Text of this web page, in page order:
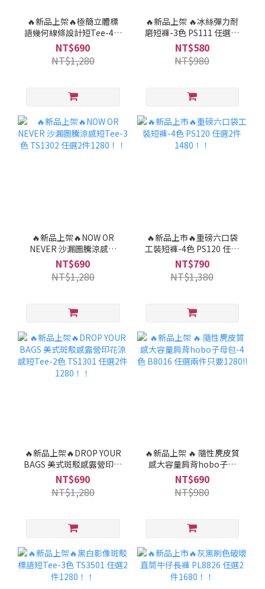
🔥新品上架🔥極簡立體標
語幾何線條設計短Tee-4色
TS5309 任選2件1280！！
NT$690
NT$1,280
🔥新品上架 🔥冰絲彈力耐
磨短褲-3色 PS111 任選兩
件只要998!!
NT$580
NT$980
🔥新品上架🔥NOW OR
NEVER 沙漏圖騰涼感短
Tee-3色 TS1302 任選2件
1280！！
NT$690
NT$1,280
🔥新品上市🔥重磅六口袋
工裝短褲-4色 PS120 任選
2件1480！！
NT$790
NT$1,380
🔥新品上架🔥DROP YOUR
BAGS 美式斑駁感露營印花
涼感短Tee-2色 TS1301 任
選2件1280！！
NT$690
NT$1,280
🔥新品上架 🔥 隨性麂皮質
感大容量肩背hobo子母
包-4色 B8016 任選兩件只
要1280!!
NT$690
NT$980